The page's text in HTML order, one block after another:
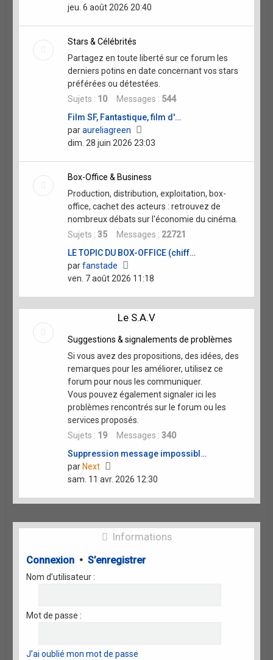
le
jeu. 6 août 2026 20:40
Stars & Célébrités
Partagez en toute liberté sur ce forum les
derniers potins en date concernant vos stars
préférées ou détestées.
Sujets : 10 Messages : 544
Film SF, Fantastique, film d'…
paraureliagreen
le
dim. 28 juin 2026 23:03
Box-Office & Business
Production, distribution, exploitation, box-
office, cachet des acteurs : retrouvez de
nombreux débats sur l'économie du cinéma.
Sujets :35 Messages : 22721
LE TOPIC DU BOX-OFFICE (chiff…
parfanstade
le
ven. 7 août 2026 11:18
Le S.A.V
Suggestions & signalements de problèmes
Si vous avez des propositions, des idées, des
remarques pour les améliorer, utilisez ce
forum pour nous les communiquer.
Vous pouvez également signaler ici les
problèmes rencontrés sur le forum ou les
services proposés.
Sujets : 19 Messages :340
Suppression message impossibl…
par Next
le
message
sam. 11 avr. 2026 12:30
Informations
Connexion •S’enregistrer
Nom d’utilisateur :
Mot de passe :
J’ai oublié mon mot de passe